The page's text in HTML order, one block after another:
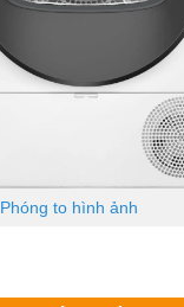
Phóng to hình ảnh